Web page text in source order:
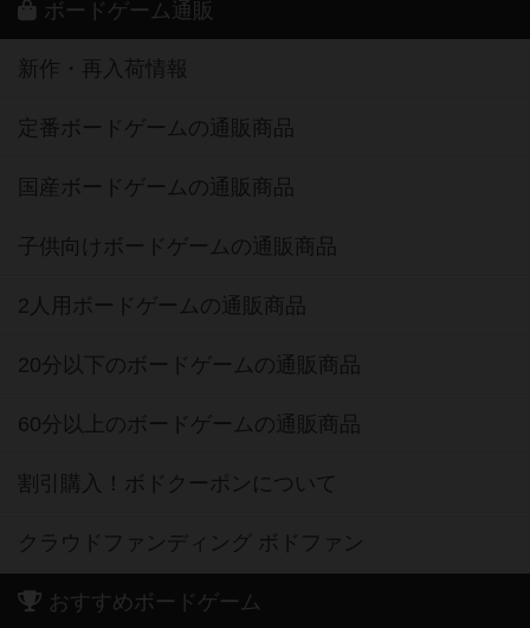
ボードゲーム通販
新作・再入荷情報
定番ボードゲームの通販商品
国産ボードゲームの通販商品
子供向けボードゲームの通販商品
2人用ボードゲームの通販商品
20分以下のボードゲームの通販商品
60分以上のボードゲームの通販商品
割引購入！ボドクーポンについて
クラウドファンディング ボドファン
おすすめボードゲーム